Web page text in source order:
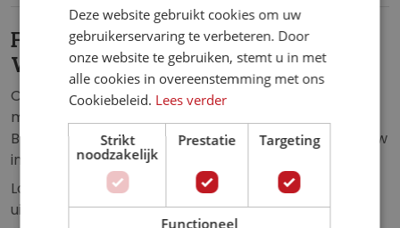
Fotobehang Siekierkowski Bridge in
Warschau
Ontdek de betoverende schoonheid van Warschau
met ons fotobehang van de Siekierkowski Bridge.
Breng de charme van deze historische stad naar jouw
interieur en creëer een sfeer van Poolse elegantie.
Laat je meevoeren door het adembenemende
uitzicht op de brug terwijl je geniet van de unieke
Deze website gebruikt cookies om uw
gebruikerservaring te verbeteren. Door
onze website te gebruiken, stemt u in met
alle cookies in overeenstemming met ons
Cookiebeleid. Lees verder
Strikt
noodzakelijk
Prestatie Targeting
Functioneel